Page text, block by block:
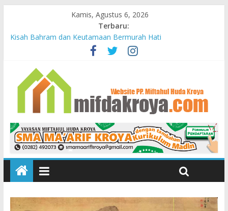
Kamis, Agustus 6, 2026
Terbaru:
PELAJARAN DARI KUBURAN
Kisah Bahram dan Keutamaan Bermurah Hati
Yayasan Miftahul Huda Kroya Meresmikan Bayt el Tahfidz Wa
Turots Yasmine